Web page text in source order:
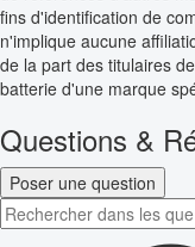
fins d'identification de
n'implique aucune
de la part des titulaires
batterie d'une marque
Questions &
Poser une question